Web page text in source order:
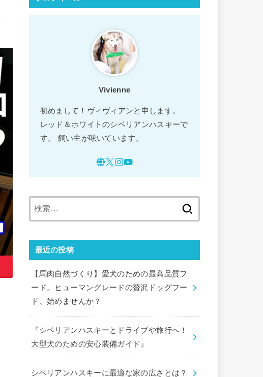
Vivienne
初めまして！ヴィヴィアンと申します。
レッド＆ホワイトのシベリアンハスキーで
す。 飼い主が呟いています。
最近の投稿
【馬肉自然づくり】愛犬のための最高品質フ
ード。ヒューマングレードの贅沢ドッグフー
ド、始めませんか？
『シベリアンハスキーとドライブや旅行へ！
大型犬のための安心装備ガイド』
シベリアンハスキーに最適な家の広さとは？